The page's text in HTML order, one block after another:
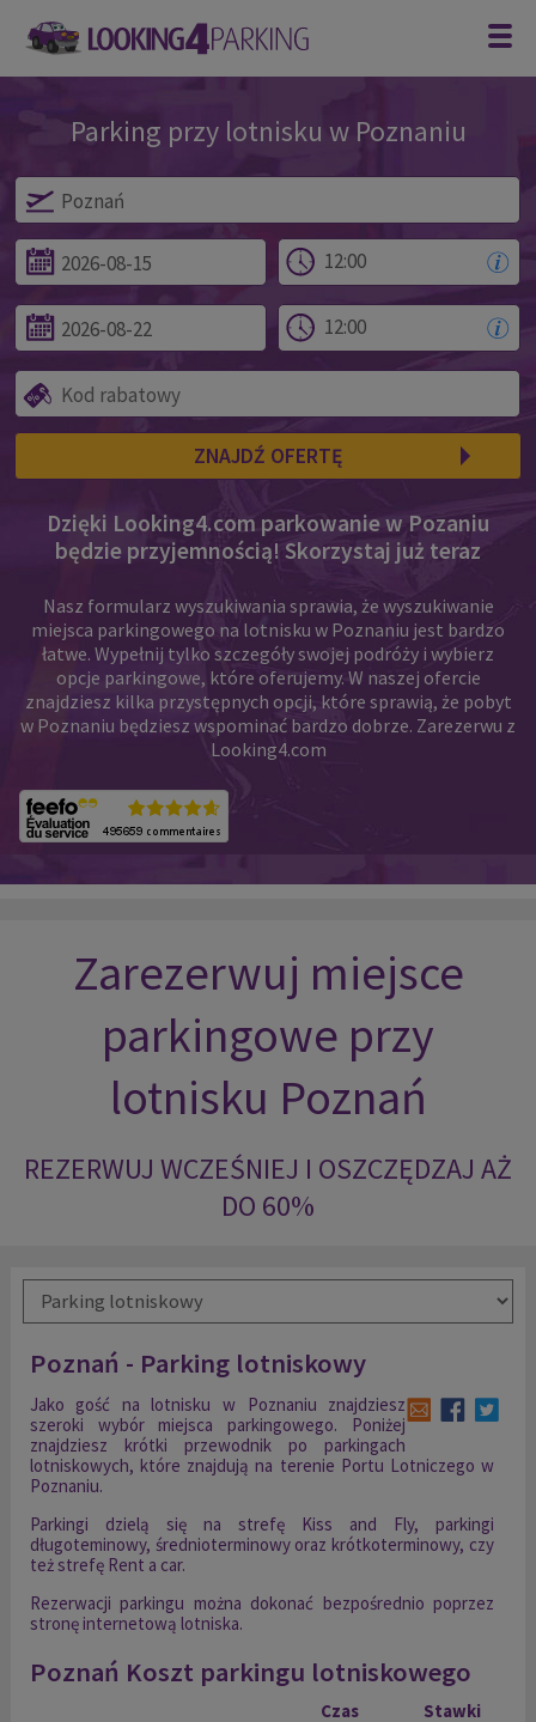
Parking Poznań
ZNAJDŹ OFERTĘ
Parking przy lotnisku w Poznaniu
Dzięki Looking4.com parkowanie w Pozaniu
będzie przyjemnością! Skorzystaj już teraz
Nasz formularz wyszukiwania sprawia, że wyszukiwanie
miejsca parkingowego na lotnisku w Poznaniu jest bardzo
łatwe. Wypełnij tylko szczegóły swojej podróży i wybierz
opcje parkingowe, które oferujemy. W naszej ofercie
znajdziesz kilka przystępnych opcji, które sprawią, że pobyt
w Poznaniu będziesz wspominać bardzo dobrze. Zarezerwu z
Looking4.com
Zarezerwuj miejsce
parkingowe przy
lotnisku Poznań
REZERWUJ WCZEŚNIEJ I OSZCZĘDZAJ AŻ
DO 60%
Poznań - Parking lotniskowy
Jako gość na lotnisku w Poznaniu znajdziesz
szeroki wybór miejsca parkingowego. Poniżej
znajdziesz krótki przewodnik po parkingach
lotniskowych, które znajdują na terenie Portu Lotniczego w
Poznaniu.
Parkingi dzielą się na strefę Kiss and Fly, parkingi
długoteminowy, średnioterminowy oraz krótkoterminowy, czy
też strefę Rent a car.
Rezerwacji parkingu można dokonać bezpośrednio poprzez
stronę internetową lotniska.
Poznań Koszt parkingu lotniskowego
Czas
Stawki